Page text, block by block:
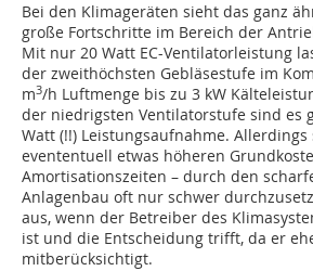
Bei den Klimageräten sieht das ganz
große Fortschritte im Bereich der
Mit nur 20 Watt EC-Ventilatorleistung
der zweithöchsten Gebläsestufe im
m3/h Luftmenge bis zu 3 kW
der niedrigsten Ventilatorstufe sind es
Watt (!!) Leistungsaufnahme.
evententuell etwas höheren
Amortisationszeiten – durch den
Anlagenbau oft nur schwer
aus, wenn der Betreiber des
ist und die Entscheidung trifft, da er
mitberücksichtigt.